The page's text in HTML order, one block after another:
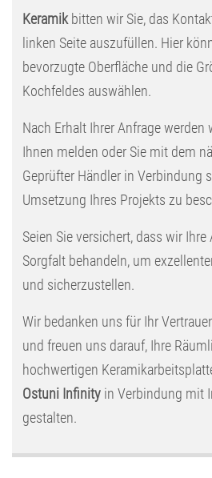
Keramikbitten wir Sie, das
linken Seite auszufüllen. Hier
bevorzugte Oberfläche und die
Kochfeldes auswählen.
Nach Erhalt Ihrer Anfrage
Ihnen melden oder Sie mit dem
Geprüfter Händler in Verbindung
Umsetzung Ihres Projekts zu
Seien Sie versichert, dass wir
Sorgfalt behandeln, um
und sicherzustellen.
Wir bedanken uns für Ihr
und freuen uns darauf, Ihre
hochwertigen
Ostuni Infinityin Verbindung mit
gestalten.